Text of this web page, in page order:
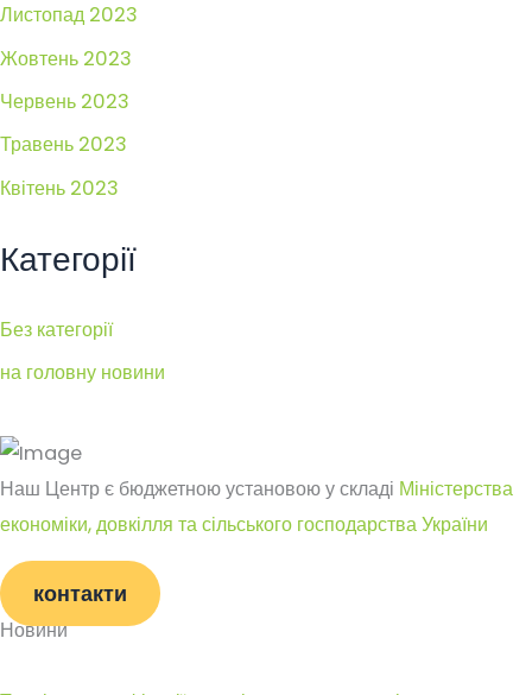
Листопад 2023
Жовтень 2023
Червень 2023
Травень 2023
Квітень 2023
Категорії
Без категорії
на головну новини
Наш Центр є бюджетною установою у складі Міністерства
економіки, довкілля та сільського господарства України
контакти
Новини